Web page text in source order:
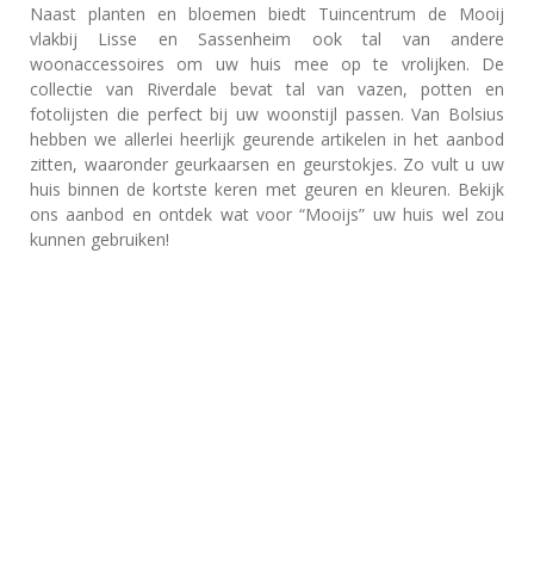
Naast planten en bloemen biedt Tuincentrum de Mooij
vlakbij Lisse en Sassenheim ook tal van andere
woonaccessoires om uw huis mee op te vrolijken. De
collectie van Riverdale bevat tal van vazen, potten en
fotolijsten die perfect bij uw woonstijl passen. Van Bolsius
hebben we allerlei heerlijk geurende artikelen in het aanbod
zitten, waaronder geurkaarsen en geurstokjes. Zo vult u uw
huis binnen de kortste keren met geuren en kleuren. Bekijk
ons aanbod en ontdek wat voor “Mooijs” uw huis wel zou
kunnen gebruiken!